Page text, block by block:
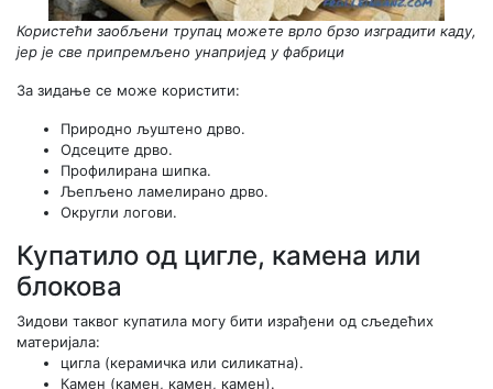
Користећи заобљени трупац можете врло брзо изградити каду,
јер је све припремљено унапријед у фабрици
За зидање се може користити:
Природно љуштено дрво.
Одсеците дрво.
Профилирана шипка.
Љепљено ламелирано дрво.
Округли логови.
Купатило од цигле, камена или
блокова
Зидови таквог купатила могу бити израђени од сљедећих
материјала:
цигла (керамичка или силикатна).
Камен (камен, камен, камен).